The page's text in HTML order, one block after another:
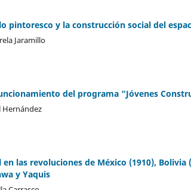
pintoresco y la construcción social del
Jaramillo
del programa “Jóvenes
las revoluciones de México (1910),
y Yaquis